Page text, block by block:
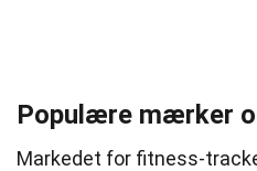
Populære mærker
Markedet for fitness-